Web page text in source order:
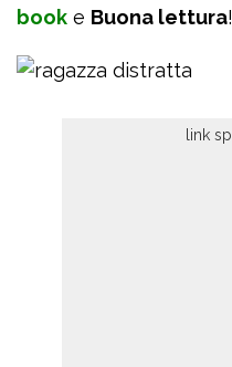
book e Buona lettura!